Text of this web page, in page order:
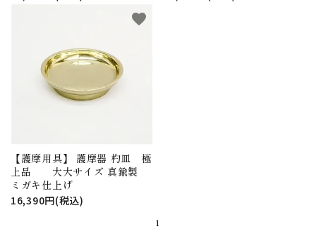
【護摩用具】 護摩器 杓皿 極
上品 大大サイズ 真鍮製
ミガキ仕上げ
16,390円(税込)
favorite
1